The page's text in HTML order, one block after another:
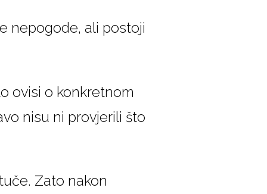
nepogode, ali postoji
ovisi o konkretnom
nisu ni provjerili što
Zato nakon